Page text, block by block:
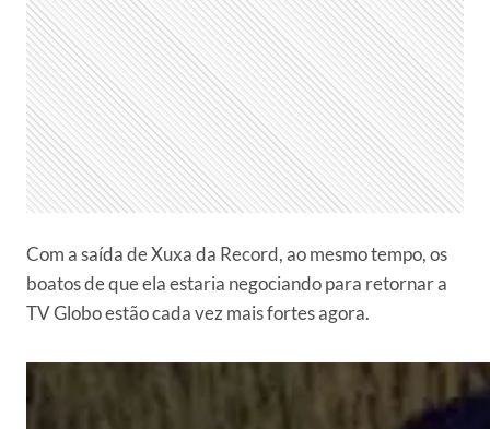
Com a saída de Xuxa da Record, ao mesmo tempo, os
boatos de que ela estaria negociando para retornar a
TV Globo estão cada vez mais fortes agora.